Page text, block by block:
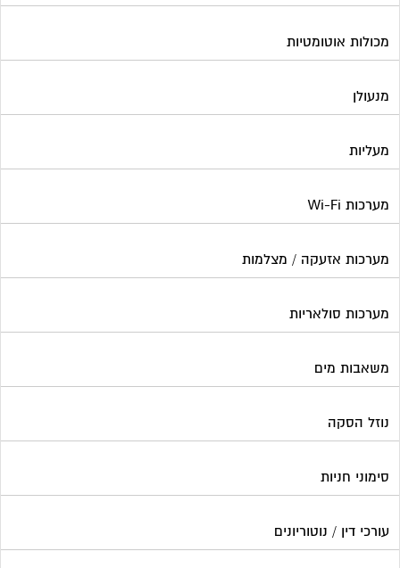
מכולות אוטומטיות
מנעולן
מעליות
מערכות Wi-Fi
מערכות אזעקה / מצלמות
מערכות סולאריות
משאבות מים
נוזל הסקה
סימוני חניות
עורכי דין / נוטוריונים